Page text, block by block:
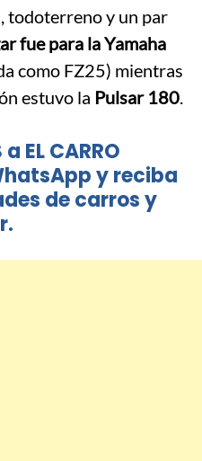
todoterreno y un par
fue para la Yamaha
como FZ25) mientras
estuvo la Pulsar 180.
EL CARRO
y reciba
de carros y